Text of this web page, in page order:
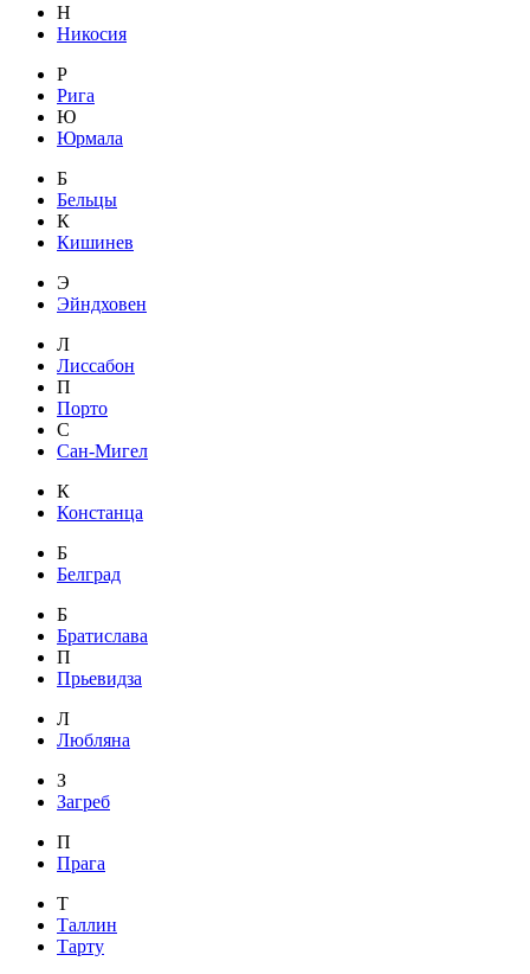
Н
Никосия
Р
Рига
Ю
Юрмала
Б
Бельцы
К
Кишинев
Э
Эйндховен
Л
Лиссабон
П
Порто
С
Сан-Мигел
К
Констанца
Б
Белград
Б
Братислава
П
Прьевидза
Л
Любляна
З
Загреб
П
Прага
Т
Таллин
Тарту